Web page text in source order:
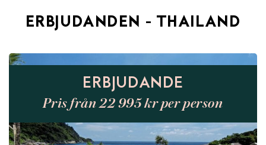
ERBJUDANDEN - THAILAND
ERBJUDANDE
Pris från 22 995 kr per person